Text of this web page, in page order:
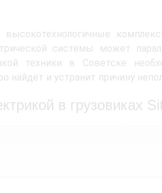
системы может
техники в Советске
найдёт и устранит причину
в грузовиках